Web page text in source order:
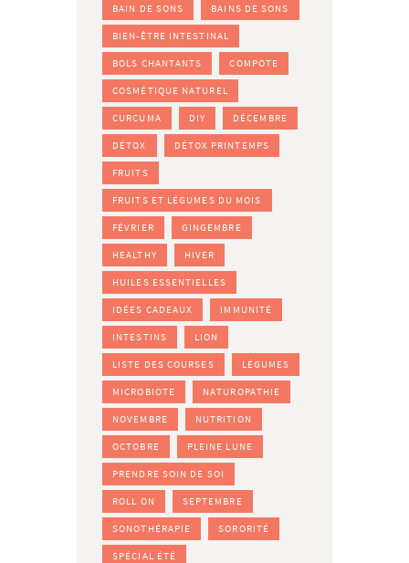
BAIN DE SONS BAINS DE SONS
BIEN-ÊTRE INTESTINAL
BOLS CHANTANTS COMPOTE
COSMÉTIQUE NATUREL
CURCUMA DIY DÉCEMBRE
DÉTOX DÉTOX PRINTEMPS
FRUITS
FRUITS ET LÉGUMES DU MOIS
FÉVRIER GINGEMBRE
HEALTHY HIVER
HUILES ESSENTIELLES
IDÉES CADEAUX IMMUNITÉ
INTESTINS LION
LISTE DES COURSES LÉGUMES
MICROBIOTE NATUROPATHIE
NOVEMBRE NUTRITION
OCTOBRE PLEINE LUNE
PRENDRE SOIN DE SOI
ROLL ON SEPTEMBRE
SONOTHÉRAPIE SORORITÉ
SPÉCIAL ÉTÉ